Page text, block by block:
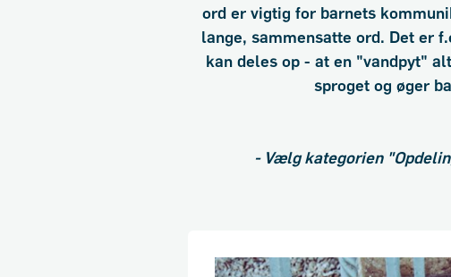
ord er vigtig for barnets
lange, sammensatte ord. Det er
kan deles op - at en "vandpyt"
sproget og øger
- Vælg kategorien